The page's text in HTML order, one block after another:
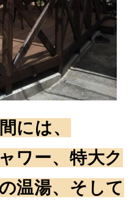
には、
ワー、特大ク
温湯、そして